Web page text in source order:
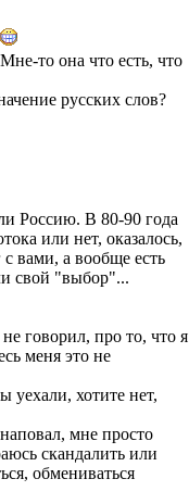
то она что есть, что
русских слов?
Россию. В 80-90 года
или нет, оказалось,
вами, а вообще есть
свой "выбор"...
говорил, про то, что я
меня это не
уехали, хотите нет,
мне просто
скандалить или
обмениваться